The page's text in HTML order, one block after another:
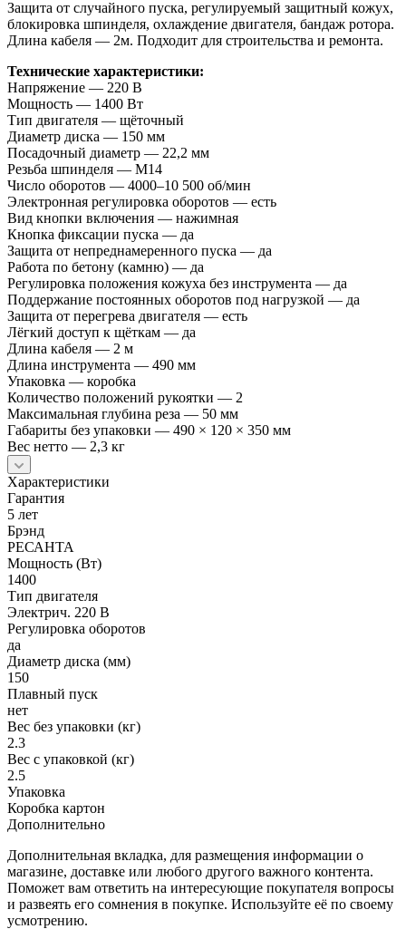
Защита от случайного пуска, регулируемый защитный кожух,
блокировка шпинделя, охлаждение двигателя, бандаж ротора.
Длина кабеля — 2м. Подходит для строительства и ремонта.
Технические характеристики:
Напряжение — 220 В
Мощность — 1400 Вт
Тип двигателя — щёточный
Диаметр диска — 150 мм
Посадочный диаметр — 22,2 мм
Резьба шпинделя — М14
Число оборотов — 4000–10 500 об/мин
Электронная регулировка оборотов — есть
Вид кнопки включения — нажимная
Кнопка фиксации пуска — да
Защита от непреднамеренного пуска — да
Работа по бетону (камню) — да
Регулировка положения кожуха без инструмента — да
Поддержание постоянных оборотов под нагрузкой — да
Защита от перегрева двигателя — есть
Лёгкий доступ к щёткам — да
Длина кабеля — 2 м
Длина инструмента — 490 мм
Упаковка — коробка
Количество положений рукоятки — 2
Максимальная глубина реза — 50 мм
Габариты без упаковки — 490 × 120 × 350 мм
Вес нетто — 2,3 кг
Характеристики
Гарантия
5 лет
Брэнд
РЕСАНТА
Мощность (Вт)
1400
Тип двигателя
Электрич. 220 В
Регулировка оборотов
да
Диаметр диска (мм)
150
Плавный пуск
нет
Вес без упаковки (кг)
2.3
Вес с упаковкой (кг)
2.5
Упаковка
Коробка картон
Дополнительно
Дополнительная вкладка, для размещения информации о
магазине, доставке или любого другого важного контента.
Поможет вам ответить на интересующие покупателя вопросы
и развеять его сомнения в покупке. Используйте её по своему
усмотрению.